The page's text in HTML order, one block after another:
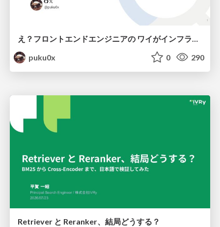
puku0x
0 290
Retriever と Reranker、結局どうする？